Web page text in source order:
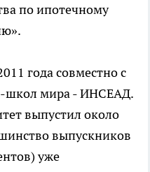
по ипотечному
года совместно с
школ мира - ИНСЕАД.
выпустил около
выпускников
уже